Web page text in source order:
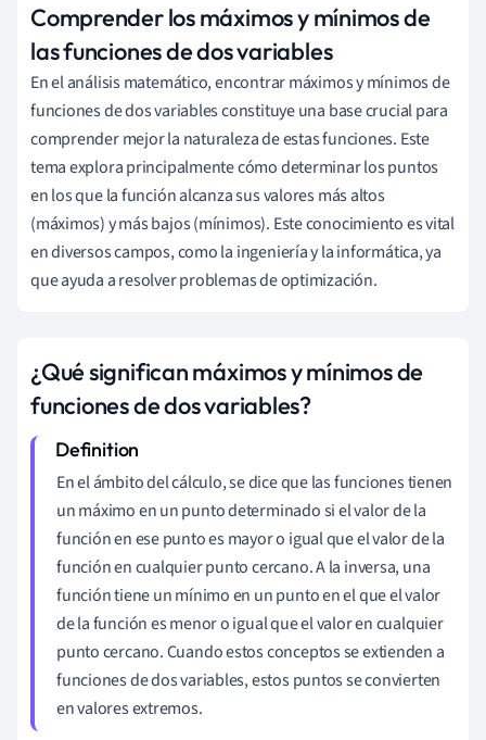
Comprender los máximos y mínimos de
las funciones de dos variables
En el análisis matemático, encontrar máximos y mínimos de
funciones de dos variables constituye una base crucial para
comprender mejor la naturaleza de estas funciones. Este
tema explora principalmente cómo determinar los puntos
en los que la función alcanza sus valores más altos
(máximos) y más bajos (mínimos). Este conocimiento es vital
en diversos campos, como la ingeniería y la informática, ya
que ayuda a resolver problemas de optimización.
¿Qué significan máximos y mínimos de
funciones de dos variables?
En el ámbito del cálculo, se dice que las funciones tienen
un máximo en un punto determinado si el valor de la
función en ese punto es mayor o igual que el valor de la
función en cualquier punto cercano. A la inversa, una
función tiene un mínimo en un punto en el que el valor
de la función es menor o igual que el valor en cualquier
punto cercano. Cuando estos conceptos se extienden a
funciones de dos variables, estos puntos se convierten
en valores extremos.